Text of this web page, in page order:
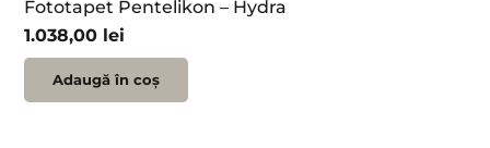
Fototapet Pentelikon – Hydra
1.038,00 lei
Adaugă în coș